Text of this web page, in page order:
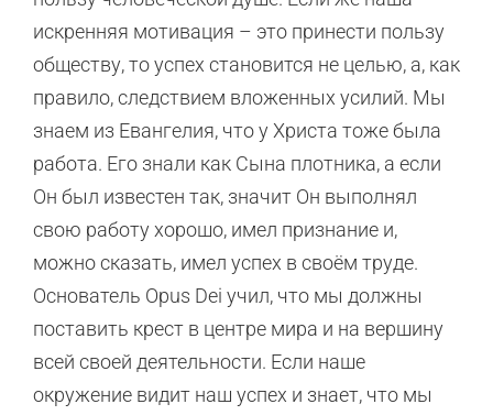
искренняя мотивация – это принести пользу
обществу, то успех становится не целью, а, как
правило, следствием вложенных усилий. Мы
знаем из Евангелия, что у Христа тоже была
работа. Его знали как Сына плотника, а если
Он был известен так, значит Он выполнял
свою работу хорошо, имел признание и,
можно сказать, имел успех в своём труде.
Основатель Opus Dei учил, что мы должны
поставить крест в центре мира и на вершину
всей своей деятельности. Если наше
окружение видит наш успех и знает, что мы